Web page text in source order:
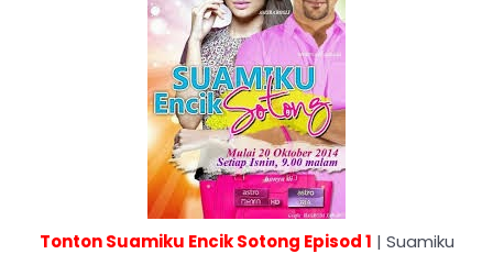
Tonton Suamiku Encik Sotong Episod 1 | Suamiku